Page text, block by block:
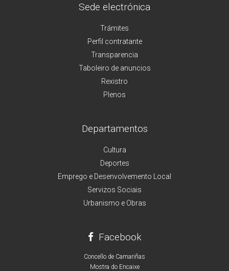
Sede electrónica
Trámites
Perfil contratante
Transparencia
Taboleiro de anuncios
Rexistro
Plenos
Departamentos
Cultura
Deportes
Emprego e Desenvolvemento Local
Servizos Sociais
Urbanismo e Obras
Facebook
Concello de Camariñas
Mostra do Encaixe